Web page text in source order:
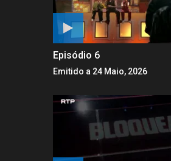
Episódio 6
Emitido a 24 Maio, 2026